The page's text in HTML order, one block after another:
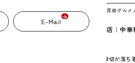
E-Mail
3日 お江戸のねたや,グルメネタ #五反田グルメ ,
】ステーキハウス リベラ 五反田店｜中
Yumio＠東京です。 先日のこと。 やっと締切が落